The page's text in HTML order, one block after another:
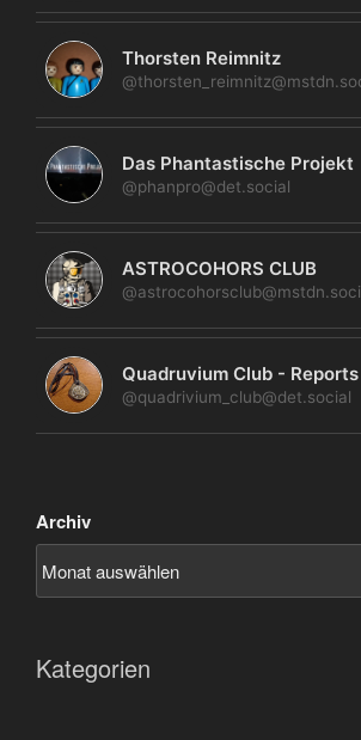
Thorsten Reimnitz
Das Phantastische Projekt
@phanpro@det.social
ASTROCOHORS CLUB
Quadruvium Club - Reports
@quadrivium_club@det.social
Archiv
Kategorien